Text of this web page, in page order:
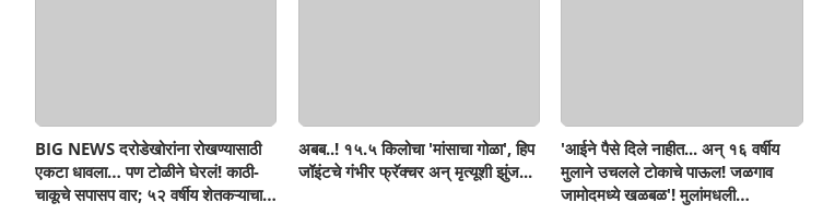
BIG NEWS दरोडेखोरांना रोखण्यासाठी
एकटा धावला… पण टोळीने घेरलं! काठी-
चाकूचे सपासप वार; ५२ वर्षीय शेतकऱ्याचा
अबब..! १५.५ किलोचा 'मांसाचा गोळा', हिप
जॉइंटचे गंभीर फ्रॅक्चर अन् मृत्यूशी झुंज...
'आईने पैसे दिले नाहीत... अन् १६ वर्षीय
मुलाने उचलले टोकाचे पाऊल! जळगाव
जामोदमध्ये खळबळ'! मुलांमधली